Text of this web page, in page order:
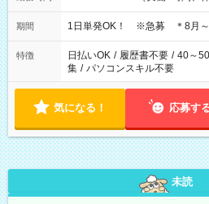
期間 1日単発OK！ ※急募 ＊8月～
特徴 日払いOK / 履歴書不要 / 40～
集 / パソコンスキル不要
気になる！ 応募す
未読